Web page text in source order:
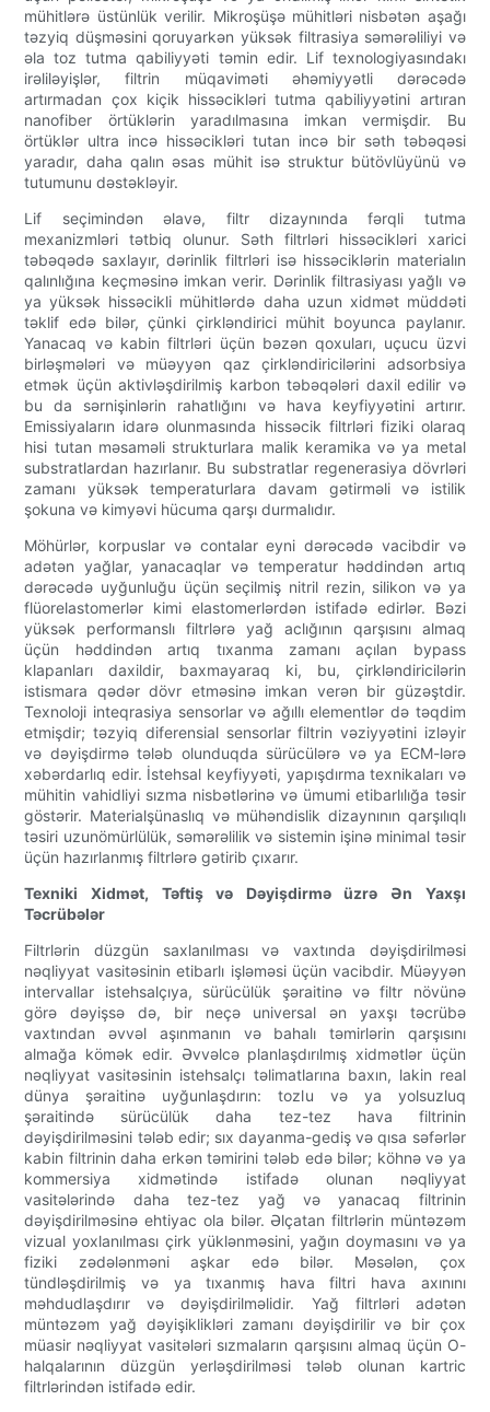
mühitlərə üstünlük verilir. Mikroşüşə mühitləri nisbətən aşağı
təzyiq düşməsini qoruyarkən yüksək filtrasiya səmərəliliyi və
əla toz tutma qabiliyyəti təmin edir. Lif texnologiyasındakı
irəliləyişlər, filtrin müqaviməti əhəmiyyətli dərəcədə
artırmadan çox kiçik hissəcikləri tutma qabiliyyətini artıran
nanofiber örtüklərin yaradılmasına imkan vermişdir. Bu
örtüklər ultra incə hissəcikləri tutan incə bir səth təbəqəsi
yaradır, daha qalın əsas mühit isə struktur bütövlüyünü və
tutumunu dəstəkləyir.
Lif seçimindən əlavə, filtr dizaynında fərqli tutma
mexanizmləri tətbiq olunur. Səth filtrləri hissəcikləri xarici
təbəqədə saxlayır, dərinlik filtrləri isə hissəciklərin materialın
qalınlığına keçməsinə imkan verir. Dərinlik filtrasiyası yağlı və
ya yüksək hissəcikli mühitlərdə daha uzun xidmət müddəti
təklif edə bilər, çünki çirkləndirici mühit boyunca paylanır.
Yanacaq və kabin filtrləri üçün bəzən qoxuları, uçucu üzvi
birləşmələri və müəyyən qaz çirkləndiricilərini adsorbsiya
etmək üçün aktivləşdirilmiş karbon təbəqələri daxil edilir və
bu da sərnişinlərin rahatlığını və hava keyfiyyətini artırır.
Emissiyaların idarə olunmasında hissəcik filtrləri fiziki olaraq
hisi tutan məsaməli strukturlara malik keramika və ya metal
substratlardan hazırlanır. Bu substratlar regenerasiya dövrləri
zamanı yüksək temperaturlara davam gətirməli və istilik
şokuna və kimyəvi hücuma qarşı durmalıdır.
Möhürlər, korpuslar və contalar eyni dərəcədə vacibdir və
adətən yağlar, yanacaqlar və temperatur həddindən artıq
dərəcədə uyğunluğu üçün seçilmiş nitril rezin, silikon və ya
flüorelastomerlər kimi elastomerlərdən istifadə edirlər. Bəzi
yüksək performanslı filtrlərə yağ aclığının qarşısını almaq
üçün həddindən artıq tıxanma zamanı açılan bypass
klapanları daxildir, baxmayaraq ki, bu, çirkləndiricilərin
istismara qədər dövr etməsinə imkan verən bir güzəştdir.
Texnoloji inteqrasiya sensorlar və ağıllı elementlər də təqdim
etmişdir; təzyiq diferensial sensorlar filtrin vəziyyətini izləyir
və dəyişdirmə tələb olunduqda sürücülərə və ya ECM-lərə
xəbərdarlıq edir. İstehsal keyfiyyəti, yapışdırma texnikaları və
mühitin vahidliyi sızma nisbətlərinə və ümumi etibarlılığa təsir
göstərir. Materialşünaslıq və mühəndislik dizaynının qarşılıqlı
təsiri uzunömürlülük, səmərəlilik və sistemin işinə minimal təsir
üçün hazırlanmış filtrlərə gətirib çıxarır.
Texniki Xidmət, Təftiş və Dəyişdirmə üzrə Ən Yaxşı
Təcrübələr
Filtrlərin düzgün saxlanılması və vaxtında dəyişdirilməsi
nəqliyyat vasitəsinin etibarlı işləməsi üçün vacibdir. Müəyyən
intervallar istehsalçıya, sürücülük şəraitinə və filtr növünə
görə dəyişsə də, bir neçə universal ən yaxşı təcrübə
vaxtından əvvəl aşınmanın və bahalı təmirlərin qarşısını
almağa kömək edir. Əvvəlcə planlaşdırılmış xidmətlər üçün
nəqliyyat vasitəsinin istehsalçı təlimatlarına baxın, lakin real
dünya şəraitinə uyğunlaşdırın: tozlu və ya yolsuzluq
şəraitində sürücülük daha tez-tez hava filtrinin
dəyişdirilməsini tələb edir; sıx dayanma-gediş və qısa səfərlər
kabin filtrinin daha erkən təmirini tələb edə bilər; köhnə və ya
kommersiya xidmətində istifadə olunan nəqliyyat
vasitələrində daha tez-tez yağ və yanacaq filtrinin
dəyişdirilməsinə ehtiyac ola bilər. Əlçatan filtrlərin müntəzəm
vizual yoxlanılması çirk yüklənməsini, yağın doymasını və ya
fiziki zədələnməni aşkar edə bilər. Məsələn, çox
tündləşdirilmiş və ya tıxanmış hava filtri hava axınını
məhdudlaşdırır və dəyişdirilməlidir. Yağ filtrləri adətən
müntəzəm yağ dəyişiklikləri zamanı dəyişdirilir və bir çox
müasir nəqliyyat vasitələri sızmaların qarşısını almaq üçün O-
halqalarının düzgün yerləşdirilməsi tələb olunan kartric
filtrlərindən istifadə edir.